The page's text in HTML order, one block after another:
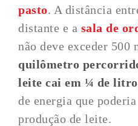
pasto. A distância
distante e a sala de
não deve exceder 500
quilômetro
leite cai em ¼ de litro
de energia que
produção de leite.